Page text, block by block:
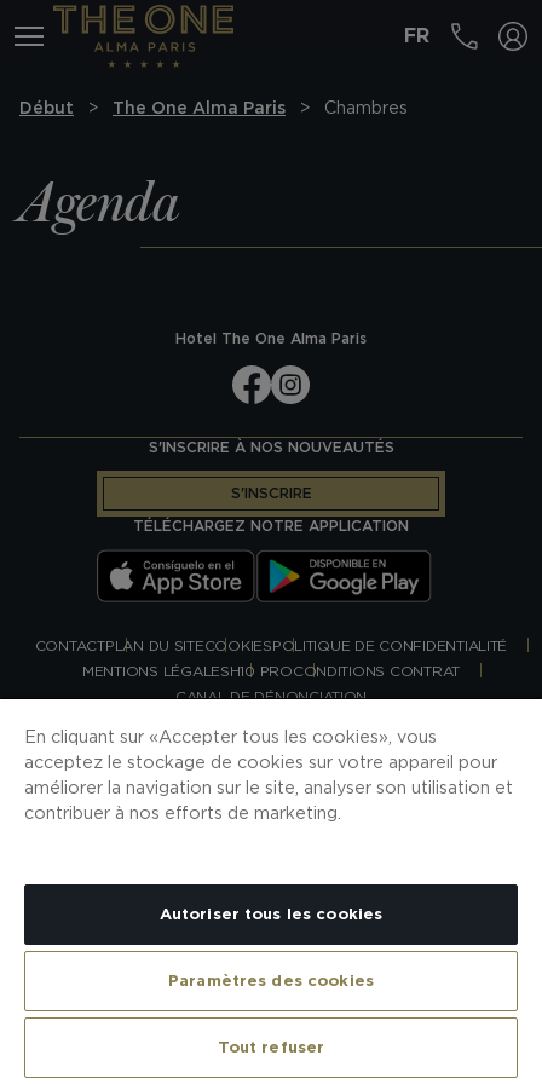
MENÚ FR
CHERCHER
Début The One Alma Paris Chambres
Agenda
Hotel The One Alma Paris
S'INSCRIRE À NOS NOUVEAUTÉS
S'INSCRIRE
TÉLÉCHARGEZ NOTRE APPLICATION
CONTACTPLAN DU SITECOOKIESPOLITIQUE DE CONFIDENTIALITÉ
MENTIONS LÉGALESH10 PROCONDITIONS CONTRAT
CANAL DE DÉNONCIATION
En cliquant sur « Accepter tous les cookies », vous
acceptez le stockage de cookies sur votre appareil pour
améliorer la navigation sur le site, analyser son utilisation et
contribuer à nos efforts de marketing.
Autoriser tous les cookies
Tout refuser
Paramètres des cookies